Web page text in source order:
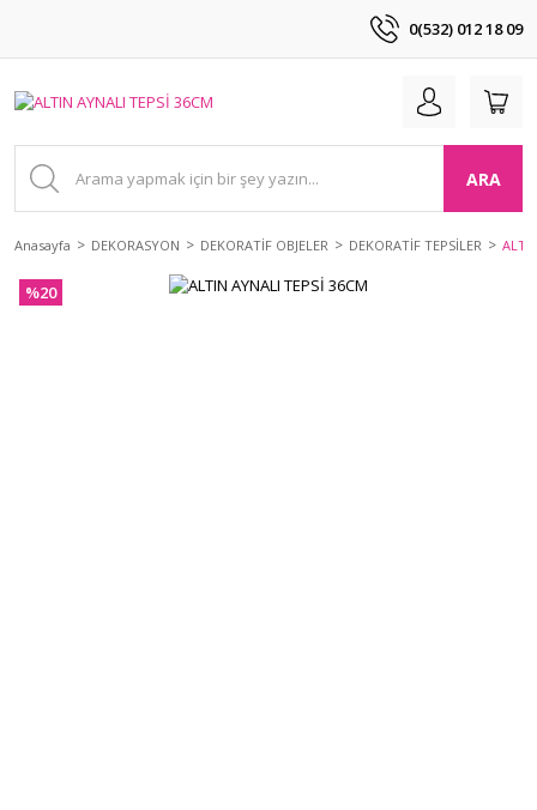
0(532) 012 18 09
ARA
Anasayfa DEKORASYON DEKORATİF OBJELER DEKORATİF TEPSİLER
%20